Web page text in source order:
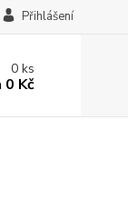
Přihlášení
0ks
0 Kč